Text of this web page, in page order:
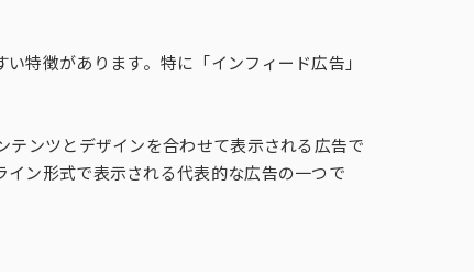
ライフスタイルパネル
IPファン-kit®
特徴があります。特に「インフィード広告」
ンツとデザインを合わせて表示される広告で
ン形式で表示される代表的な広告の一つで